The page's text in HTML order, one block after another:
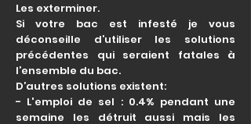
Les exterminer.
Si votre bac est infesté je vous
déconseille d’utiliser les solutions
précédentes qui seraient fatales à
l’ensemble du bac.
D’autres solutions existent:
- L'emploi de sel : 0.4% pendant une
semaine les détruit aussi mais les